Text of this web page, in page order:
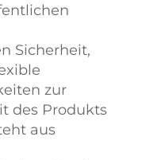
Sicherheit,
zur
des Produkts
aus